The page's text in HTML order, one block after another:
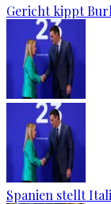
Gericht kippt
Spanien stellt